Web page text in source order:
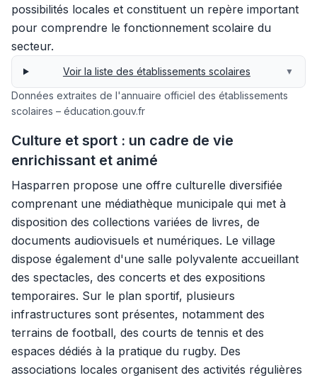
possibilités locales et constituent un repère important
pour comprendre le fonctionnement scolaire du
secteur.
Voir la liste des établissements scolaires ▼
Données extraites de l'annuaire officiel des établissements
scolaires – éducation.gouv.fr
Culture et sport : un cadre de vie
enrichissant et animé
Hasparren propose une offre culturelle diversifiée
comprenant une médiathèque municipale qui met à
disposition des collections variées de livres, de
documents audiovisuels et numériques. Le village
dispose également d'une salle polyvalente accueillant
des spectacles, des concerts et des expositions
temporaires. Sur le plan sportif, plusieurs
infrastructures sont présentes, notamment des
terrains de football, des courts de tennis et des
espaces dédiés à la pratique du rugby. Des
associations locales organisent des activités régulières